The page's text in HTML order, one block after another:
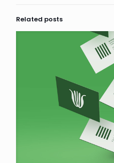
Related posts